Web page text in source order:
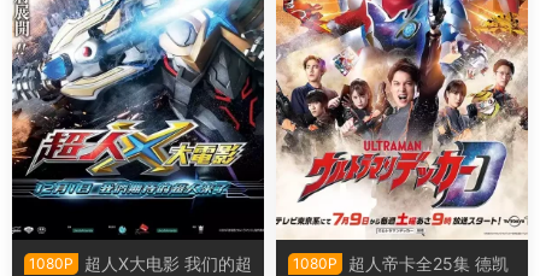
1080P
超人X大电影 我们的超
1080P
超人帝卡全25集 德凯